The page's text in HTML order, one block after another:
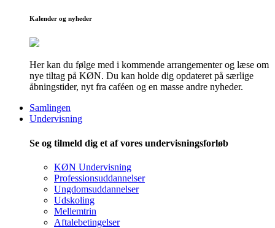
Kalender og nyheder
Her kan du følge med i kommende arrangementer og læse om
nye tiltag på KØN. Du kan holde dig opdateret på særlige
åbningstider, nyt fra caféen og en masse andre nyheder.
Samlingen
Undervisning
Se og tilmeld dig et af vores undervisningsforløb
KØN Undervisning
Professionsuddannelser
Ungdomsuddannelser
Udskoling
Mellemtrin
Aftalebetingelser